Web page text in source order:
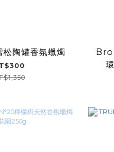
陶罐香氛蠟燭